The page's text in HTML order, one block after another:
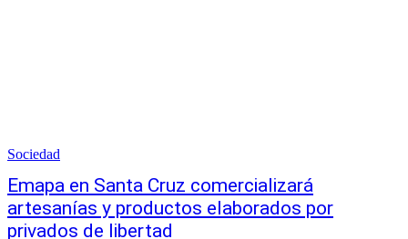
Sociedad
Emapa en Santa Cruz comercializará
artesanías y productos elaborados por
privados de libertad